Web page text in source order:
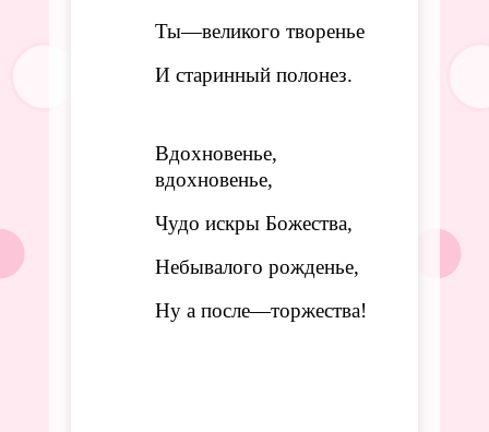
Ты—великого творенье
И старинный полонез.
Вдохновенье,
вдохновенье,
Чудо искры Божества,
Небывалого рожденье,
Ну а после—торжества!